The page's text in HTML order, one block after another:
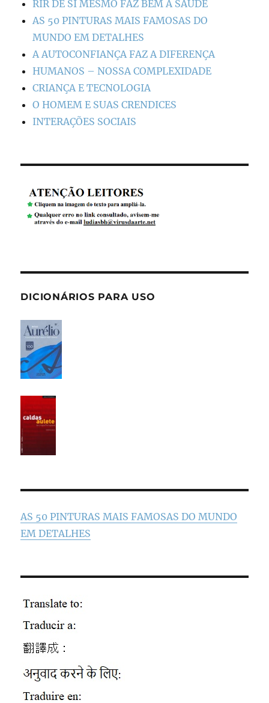
RIR DE SI MESMO FAZ BEM À SAÚDE
AS 50 PINTURAS MAIS FAMOSAS DO
MUNDO EM DETALHES
A AUTOCONFIANÇA FAZ A DIFERENÇA
HUMANOS – NOSSA COMPLEXIDADE
CRIANÇA E TECNOLOGIA
O HOMEM E SUAS CRENDICES
INTERAÇÕES SOCIAIS
DICIONÁRIOS PARA USO
AS 50 PINTURAS MAIS FAMOSAS DO MUNDO
EM DETALHES